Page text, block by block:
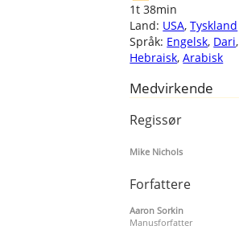
1t 38min
Land: USA,Tyskland
Språk: Engelsk, Dari,
Hebraisk,Arabisk
Medvirkende
Regissør
Mike Nichols
Forfattere
Aaron Sorkin
Manusforfatter